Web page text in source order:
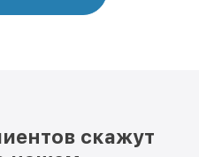
скажут